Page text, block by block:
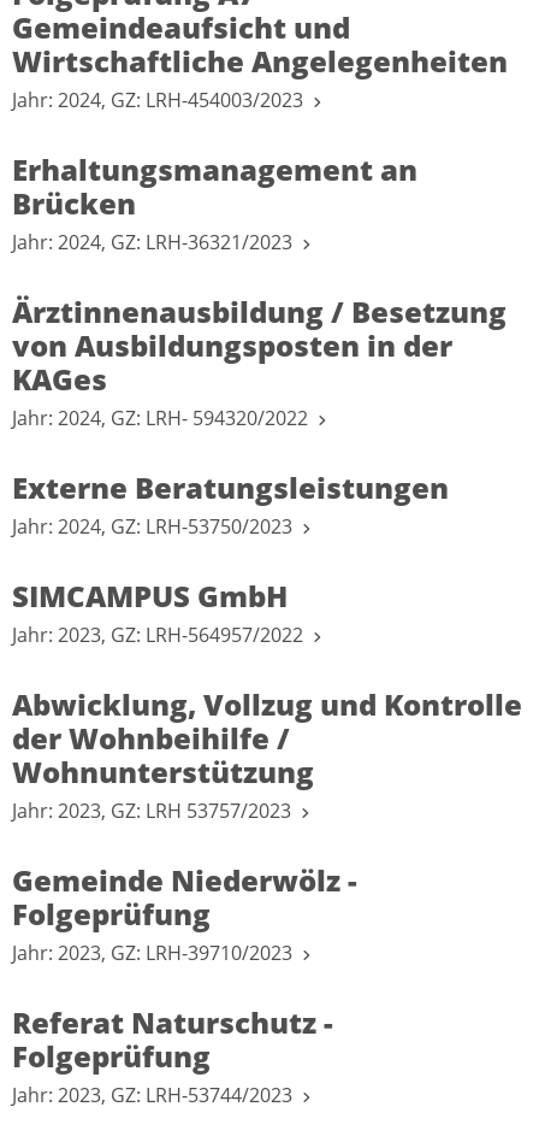
Gemeindeaufsicht und
Wirtschaftliche Angelegenheiten
Jahr: 2024, GZ: LRH-454003/2023
Erhaltungsmanagement an
Brücken
Jahr: 2024, GZ: LRH-36321/2023
Ärztinnenausbildung / Besetzung
von Ausbildungsposten in der
KAGes
Jahr: 2024, GZ: LRH- 594320/2022
Externe Beratungsleistungen
Jahr: 2024, GZ: LRH-53750/2023
SIMCAMPUS GmbH
Jahr: 2023, GZ: LRH-564957/2022
Abwicklung, Vollzug und Kontrolle
der Wohnbeihilfe /
Wohnunterstützung
Jahr: 2023, GZ: LRH 53757/2023
Gemeinde Niederwölz -
Folgeprüfung
Jahr: 2023, GZ: LRH-39710/2023
Referat Naturschutz -
Folgeprüfung
Jahr: 2023, GZ: LRH-53744/2023